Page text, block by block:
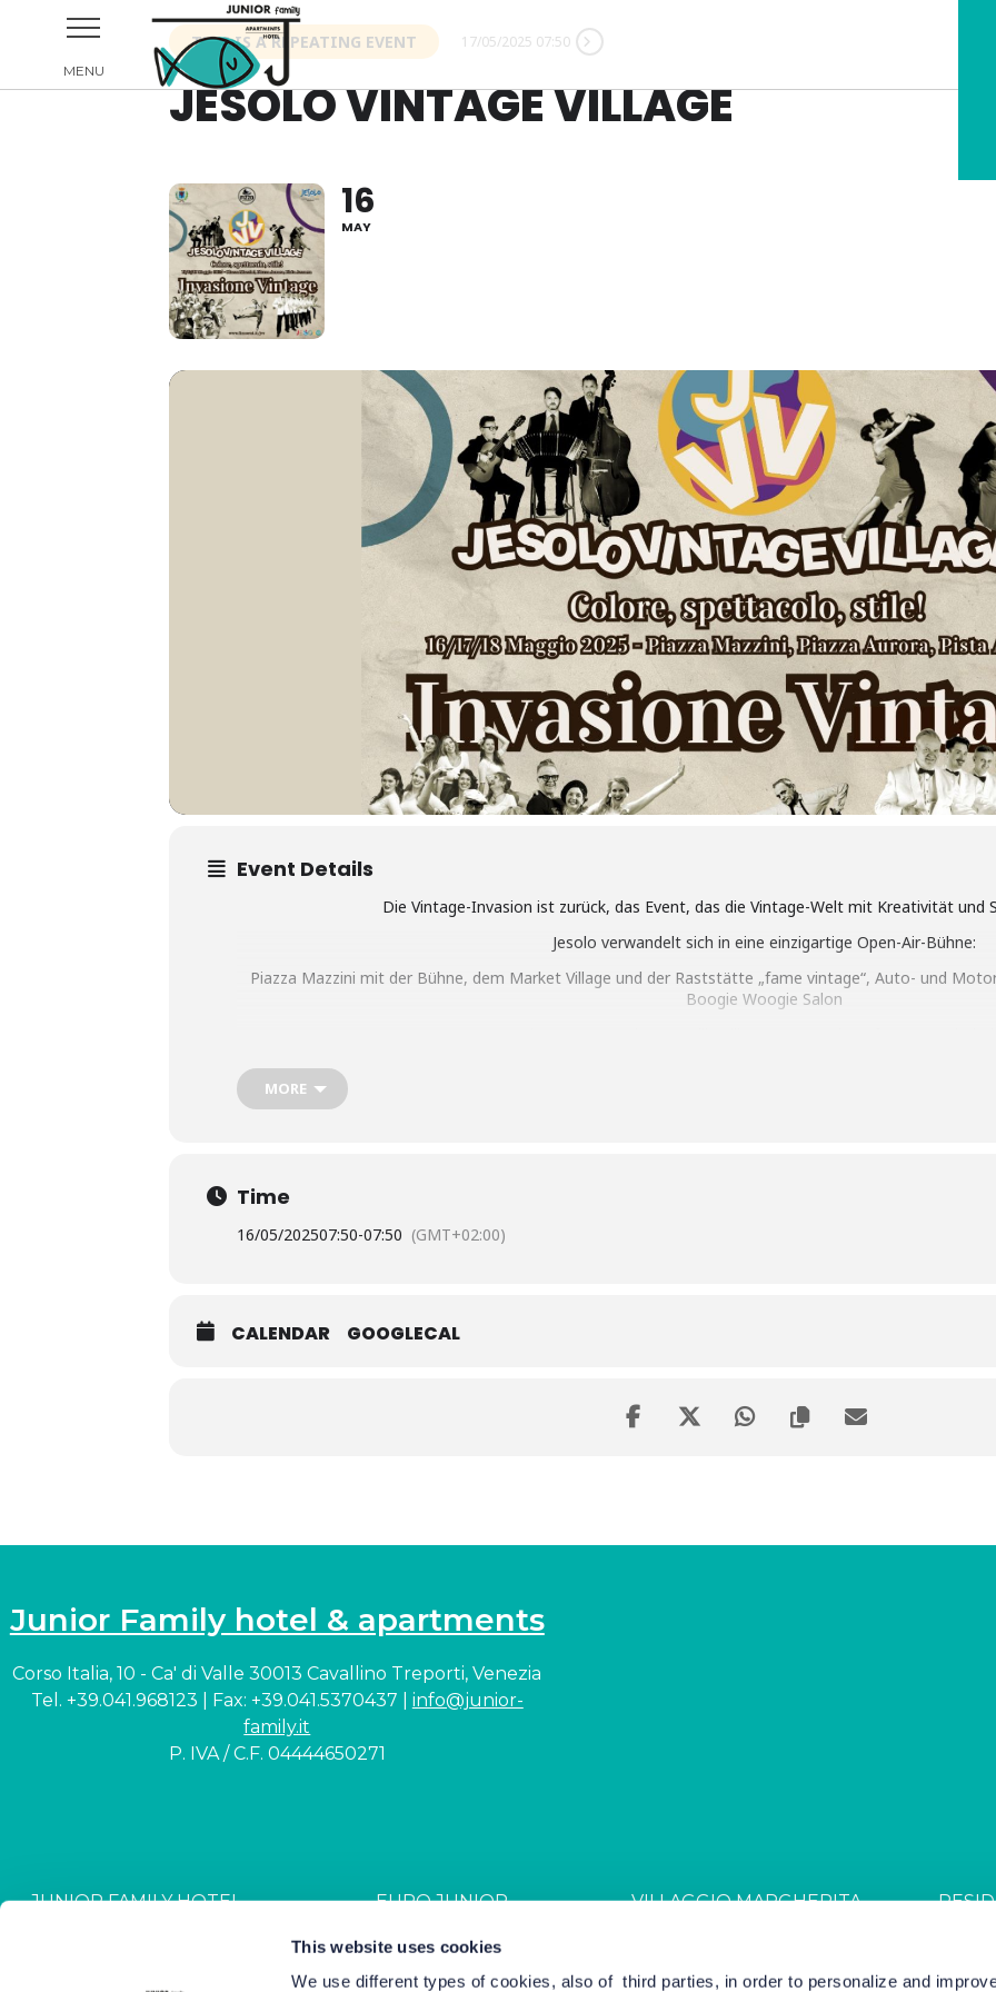
This website uses cookies
We use different types of cookies, also of third parties, in order to personalize and
THIS IS A REPEATING EVENT 17/05/2025 07:50
JESOLO VINTAGE VILLAGE
16
MAY
Event Details
Die Vintage-Invasion ist zurück, das Event, das die Vintage-Welt mit Kreativität und
Jesolo verwandelt sich in eine einzigartige Open-Air-Bühne:
Piazza Mazzini mit der Bühne, dem Market Village und der Raststätte „fame vintage“, Auto- und
Boogie Woogie Salon
MORE
Time
16/05/202507:50-07:50 (GMT+02:00)
CALENDAR GOOGLECAL
Junior Family hotel & apartments
Corso Italia, 10 - Ca' di Valle 30013 Cavallino Treporti, Venezia
Tel. +39.041.968123 | Fax: +39.041.5370437 | info@junior-
family.it
P. IVA / C.F. 04444650271
JUNIOR FAMILY HOTEL
EURO JUNIOR
VILLAGGIO MARGHERITA
CIN: